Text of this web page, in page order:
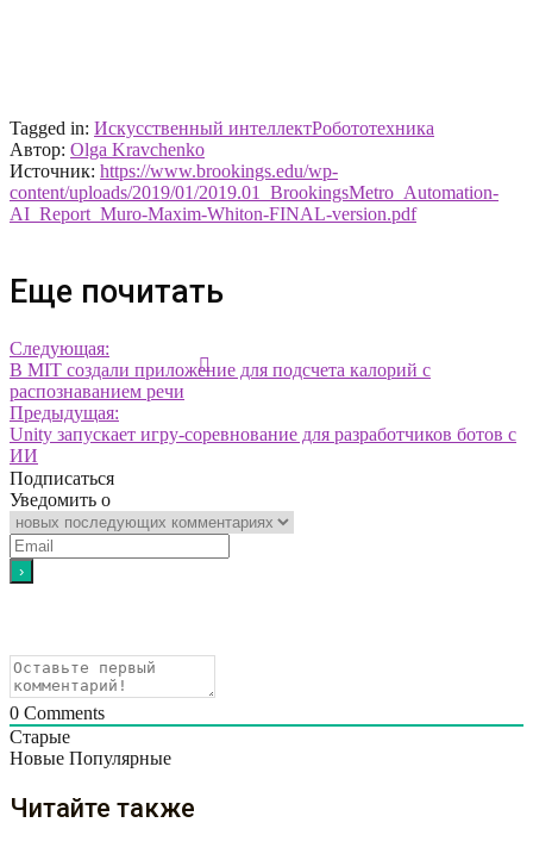
Tagged in: Искусственный интеллектРобототехника
Автор: Olga Kravchenko
Источник: https://www.brookings.edu/wp-
content/uploads/2019/01/2019.01_BrookingsMetro_Automation-
AI_Report_Muro-Maxim-Whiton-FINAL-version.pdf
Еще почитать
Следующая:
В MIT создали приложение для подсчета калорий с
распознаванием речи
Предыдущая:
Unity запускает игру-соревнование для разработчиков ботов с
ИИ
Подписаться
Уведомить о
0 Comments
Старые
Новые Популярные
Читайте также